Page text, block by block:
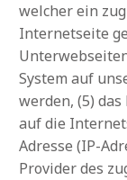
welcher ein
Internetseite
System auf
werden, (5)
auf die
Adresse (IP-
Provider des